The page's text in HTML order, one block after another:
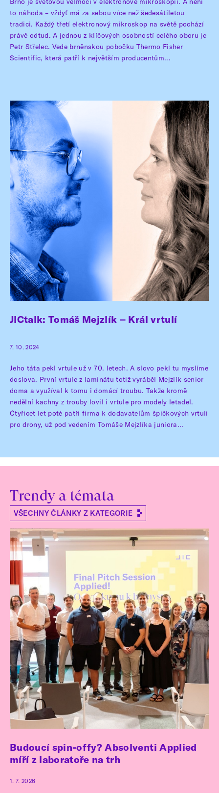
to náhoda – vždyť má za sebou více než šedesátiletou
tradici. Každý třetí elektronový mikroskop na světě pochází
právě odtud. A jednou z klíčových osobností celého oboru je
Petr Střelec. Vede brněnskou pobočku Thermo Fisher
Scientific, která patří k největším producentům...
JICtalk: Tomáš Mejzlík – Král vrtulí
7. 10. 2024
Jeho táta pekl vrtule už v 70. letech. A slovo pekl tu myslíme
doslova. První vrtule z laminátu totiž vyráběl Mejzlík senior
doma a využíval k tomu i domácí troubu. Takže kromě
nedělní kachny z trouby lovil i vrtule pro modely letadel.
Čtyřicet let poté patří firma k dodavatelům špičkových vrtulí
pro drony, už pod vedením Tomáše Mejzlíka juniora...
Trendy a témata
VŠECHNY ČLÁNKY Z KATEGORIE
Budoucí spin-offy? Absolventi Applied
míří z laboratoře na trh
1. 7. 2026